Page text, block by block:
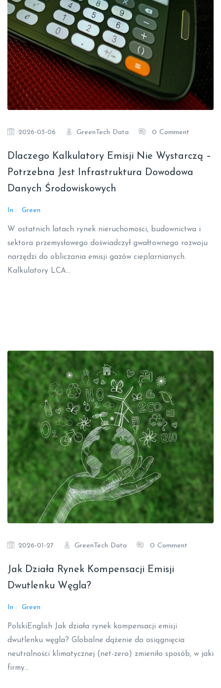
2026-03-06 GreenTech Data 0 Comment
Dlaczego Kalkulatory Emisji Nie Wystarczą –
Potrzebna Jest Infrastruktura Dowodowa
Danych Środowiskowych
In : Green
W ostatnich latach rynek nieruchomości, budownictwa i
sektora przemysłowego doświadczył gwałtownego rozwoju
narzędzi do obliczania emisji gazów cieplarnianych.
Kalkulatory LCA…
2026-01-27 GreenTech Data 0 Comment
Jak Działa Rynek Kompensacji Emisji
Dwutlenku Węgla?
In : Green
PolskiEnglish Jak działa rynek kompensacji emisji
dwutlenku węgla? Globalne dążenie do osiągnięcia
neutralności klimatycznej (net-zero) zmieniło sposób, w jaki
firmy…